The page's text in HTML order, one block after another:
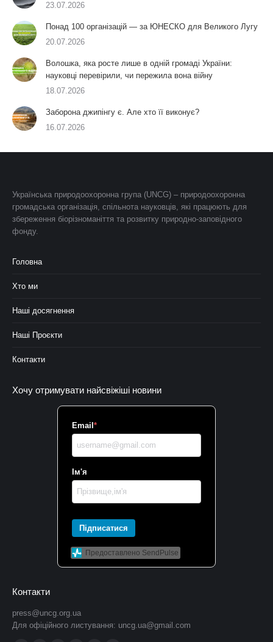
23.07.2026
Понад 100 організацій — за ЮНЕСКО для Великого Лугу
20.07.2026
Волошка, яка росте лише в одній громаді України:
науковці перевірили, чи пережила вона війну
18.07.2026
Заборона джипінгу є. Але хто її виконує?
16.07.2026
Українська природоохоронна група (UNCG) – природоохоронна
громадська організація, спільнота науковців, які працюють для
збереження біорізноманіття та розвитку природно-заповідного
фонду.
Головна
Хто ми
Наші досягнення
Наші Проєкти
Контакти
Хочу отримувати найсвіжіші новини
Email *
Ім'я
Підписатися
Предоставлено SendPulse
Контакти
press@uncg.org.ua
Для офіційного листування: uncg.ua@gmail.com